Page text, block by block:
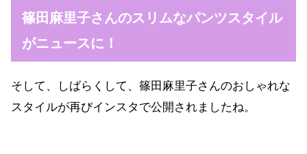
篠田麻里子さんのスリムなパンツスタイル
がニュースに！
そして、しばらくして、篠田麻里子さんのおしゃれな
スタイルが再びインスタで公開されましたね。